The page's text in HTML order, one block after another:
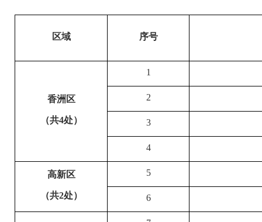
区域 序号
香洲区
（共4处）
1
2
3
4
高新区
（共2处）
5
6